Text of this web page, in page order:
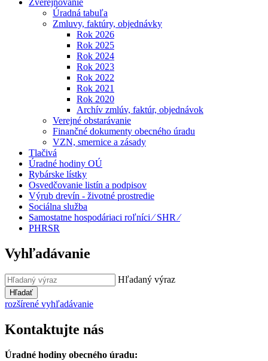
Zverejňovanie
Úradná tabuľa
Zmluvy, faktúry, objednávky
Rok 2026
Rok 2025
Rok 2024
Rok 2023
Rok 2022
Rok 2021
Rok 2020
Archív zmlúv, faktúr, objednávok
Verejné obstarávanie
Finančné dokumenty obecného úradu
VZN, smernice a zásady
Tlačivá
Úradné hodiny OÚ
Rybárske lístky
Osvedčovanie listín a podpisov
Výrub drevín - životné prostredie
Sociálna služba
Samostatne hospodáriaci roľníci ⁄ SHR ⁄
PHRSR
Vyhľadávanie
Hľadaný výraz
Hľadať
rozšírené vyhľadávanie
Kontaktujte nás
Úradné hodiny obecného úradu: